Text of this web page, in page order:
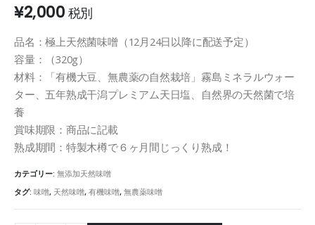
¥2,000 税別
品名：極上天然菌味噌（12月24日以降に配送予定）
容量：（320g）
材料：「有機大豆、無農薬の自然栽培」霧島ミネラルウォー
ター、五年熟成干潟プレミアム天日塩、自然界の天然菌で培
養
賞味期限：商品に記載
熟成期間：特製木樽で６ヶ月間じっくり熟成！
カテゴリー: 無添加天然味噌
タグ: 味噌, 天然味噌, 有機味噌, 無農薬味噌